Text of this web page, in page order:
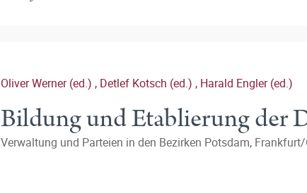
Oliver Werner (ed.) , Detlef Kotsch (ed.) , Harald Engler (ed.)
Bildung und Etablierung der
Verwaltung und Parteien in den Bezirken Potsdam,